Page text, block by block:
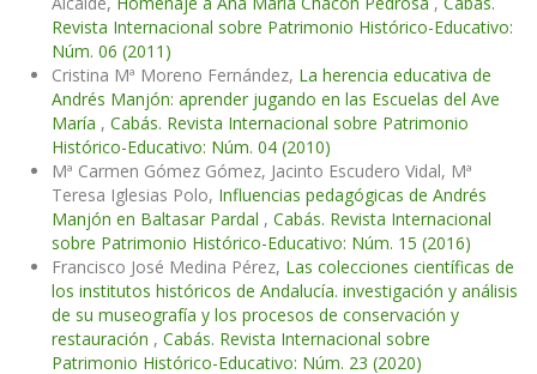
Revista Internacional sobre Patrimonio Histórico-Educativo:
Núm. 06 (2011)
Cristina Mª Moreno Fernández, La herencia educativa de
Andrés Manjón: aprender jugando en las Escuelas del Ave
María , Cabás. Revista Internacional sobre Patrimonio
Histórico-Educativo: Núm. 04 (2010)
Mª Carmen Gómez Gómez, Jacinto Escudero Vidal, Mª
Teresa Iglesias Polo, Influencias pedagógicas de Andrés
Manjón en Baltasar Pardal , Cabás. Revista Internacional
sobre Patrimonio Histórico-Educativo: Núm. 15 (2016)
Francisco José Medina Pérez, Las colecciones científicas de
los institutos históricos de Andalucía. investigación y análisis
de su museografía y los procesos de conservación y
restauración , Cabás. Revista Internacional sobre
Patrimonio Histórico-Educativo: Núm. 23 (2020)